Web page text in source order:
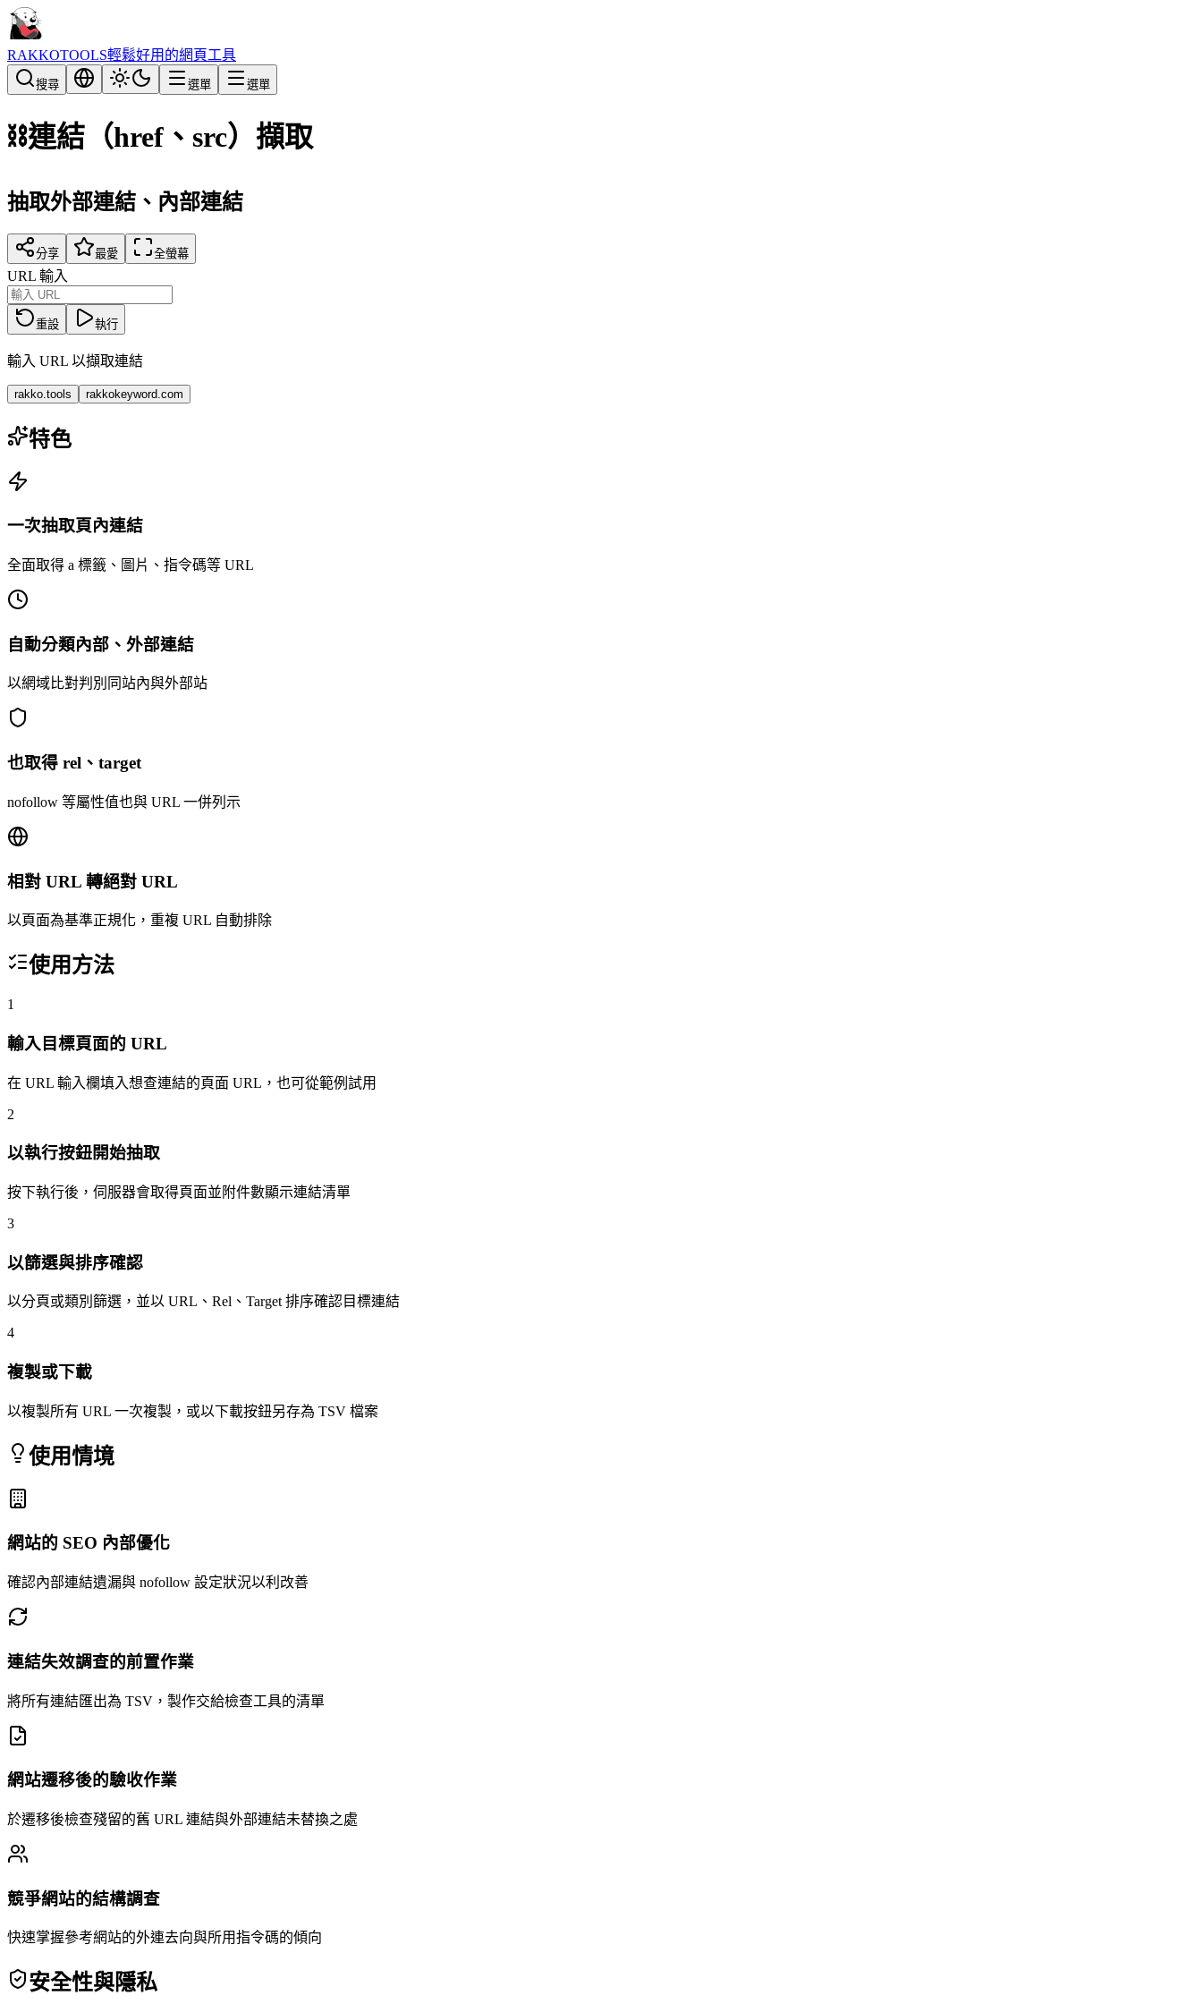
RAKKOTOOLS輕鬆好用的網頁工具
搜尋 選單 選單
⛓️連結（href、src）擷取
抽取外部連結、內部連結
分享 最愛 全螢幕
URL 輸入
重設 執行
輸入 URL 以擷取連結
rakko.tools rakkokeyword.com
特色
一次抽取頁內連結
全面取得 a 標籤、圖片、指令碼等 URL
自動分類內部、外部連結
以網域比對判別同站內與外部站
也取得 rel、target
nofollow 等屬性值也與 URL 一併列示
相對 URL 轉絕對 URL
以頁面為基準正規化，重複 URL 自動排除
使用方法
1
輸入目標頁面的 URL
在 URL 輸入欄填入想查連結的頁面 URL，也可從範例試用
2
以執行按鈕開始抽取
按下執行後，伺服器會取得頁面並附件數顯示連結清單
3
以篩選與排序確認
以分頁或類別篩選，並以 URL、Rel、Target 排序確認目標連結
4
複製或下載
以複製所有 URL 一次複製，或以下載按鈕另存為 TSV 檔案
使用情境
網站的 SEO 內部優化
確認內部連結遺漏與 nofollow 設定狀況以利改善
連結失效調查的前置作業
將所有連結匯出為 TSV，製作交給檢查工具的清單
網站遷移後的驗收作業
於遷移後檢查殘留的舊 URL 連結與外部連結未替換之處
競爭網站的結構調查
快速掌握參考網站的外連去向與所用指令碼的傾向
安全性與隱私